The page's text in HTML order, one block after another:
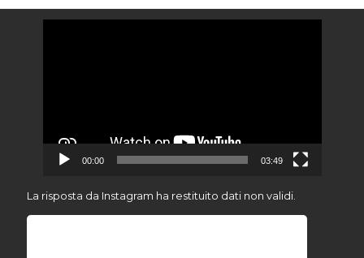
00:00 03:49
La risposta da Instagram ha restituito dati non validi.